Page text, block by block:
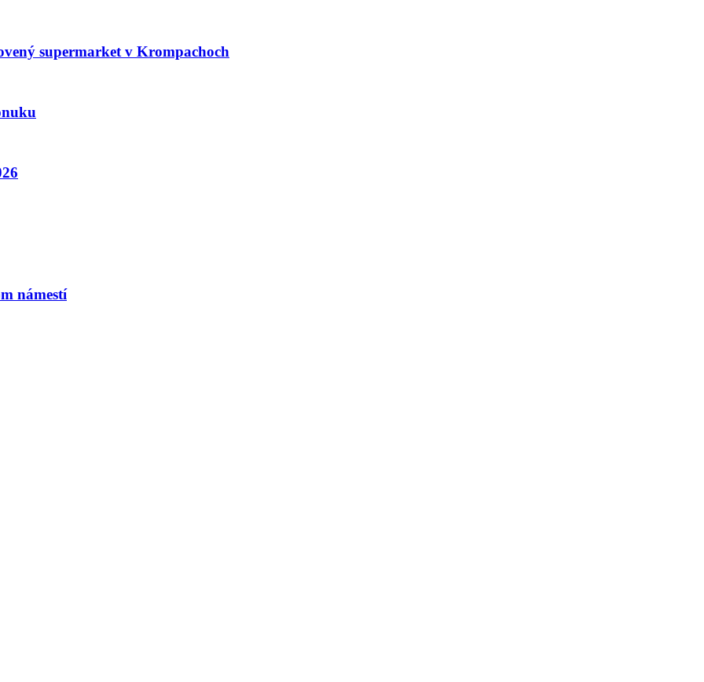
supermarket v Krompachoch
námestí